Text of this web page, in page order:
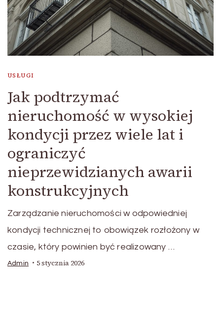
USŁUGI
Jak podtrzymać
nieruchomość w wysokiej
kondycji przez wiele lat i
ograniczyć
nieprzewidzianych awarii
konstrukcyjnych
Zarządzanie nieruchomości w odpowiedniej
kondycji technicznej to obowiązek rozłożony w
czasie, który powinien być realizowany …
Admin 5 stycznia 2026